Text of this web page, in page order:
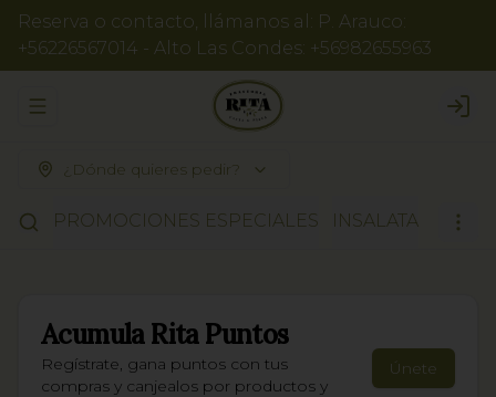
Reserva o contacto, llámanos al: P. Arauco:
+56226567014 - Alto Las Condes: +56982655963
Abrir menu de navegación
¿Dónde quieres pedir?
PROMOCIONES ESPECIALES INSALATA
AcumulaRita Puntos
Regístrate, gana puntos con tus
compras y canjealos por productos y
Únete